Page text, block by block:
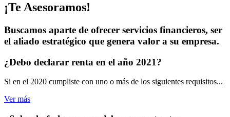
¡Te Asesoramos!
Buscamos aparte de ofrecer servicios financieros, ser
el aliado estratégico que genera valor a su empresa.
¿Debo declarar renta en el año 2021?
Si en el 2020 cumpliste con uno o más de los siguientes requisitos...
Ver más